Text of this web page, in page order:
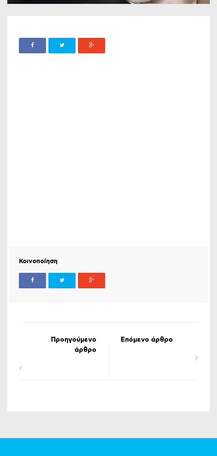
Κοινοποίηση
Προηγούμενο
άρθρο
Επόμενο άρθρο